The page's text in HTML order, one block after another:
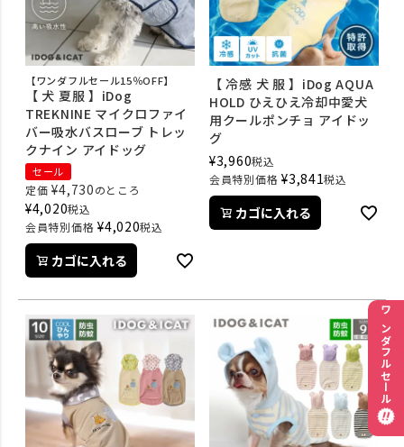
【ワンダフルセール15％OFF】
【 犬 夏服 】iDog
TREKNINE マイクロファイ
バー吸水バスローブ トレッ
クナイン アイドッグ
セール
定価 ¥4,730のところ
¥4,020税込
会員特別価格 ¥4,020税込
カゴに入れる
【 冷感 犬 服 】iDog AQUA
HOLD ひえひえ冷却中愛犬
用クールポンチョ アイドッ
グ
¥3,960税込
会員特別価格 ¥3,841税込
カゴに入れる
ワンダフルセール